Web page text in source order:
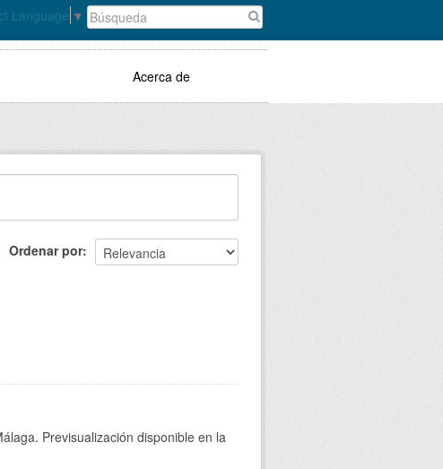
Language ▼
Acerca de
Ordenar por
Previsualización disponible en la